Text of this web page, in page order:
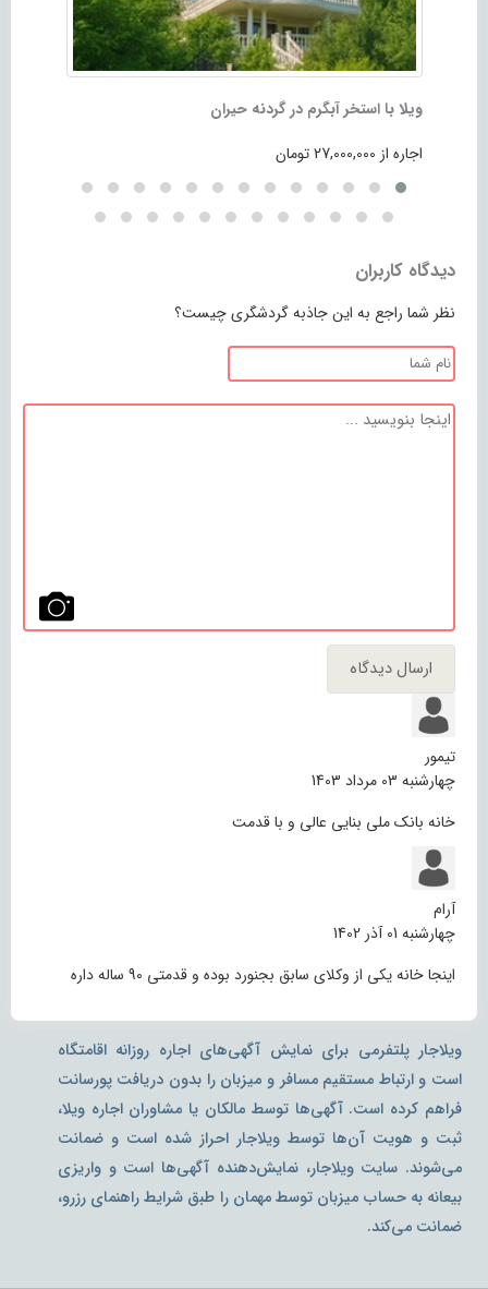
ویلا با استخر آبگرم در گردنه حیران
اجاره از 27,000,000 تومان
دیدگاه کاربران
نظر شما راجع به این جاذبه گردشگری چیست؟
تیمور
چهارشنبه 03 مرداد 1403
خانه بانک ملی بنایی عالی و با قدمت
آرام
چهارشنبه 01 آذر 1402
اینجا خانه یکی از وکلای سابق بجنورد بوده و قدمتی 90 ساله داره
ویلاجار پلتفرمی برای نمایش آگهی‌های اجاره روزانه اقامتگاه
است و ارتباط مستقیم مسافر و میزبان را بدون دریافت پورسانت
فراهم کرده است. آگهی‌ها توسط مالکان یا مشاوران اجاره ویلا،
ثبت و هویت آن‌ها توسط ویلاجار احراز شده است و ضمانت
می‌شوند. سایت ویلاجار، نمایش‌دهنده آگهی‌ها است و واریزی
بیعانه به حساب میزبان توسط مهمان را طبق شرایط راهنمای رزرو،
ضمانت می‌کند.